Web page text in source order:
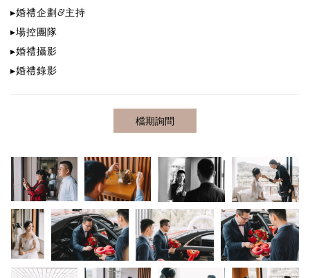
▸婚禮企劃&主持
▸場控團隊
▸婚禮攝影
▸婚禮錄影